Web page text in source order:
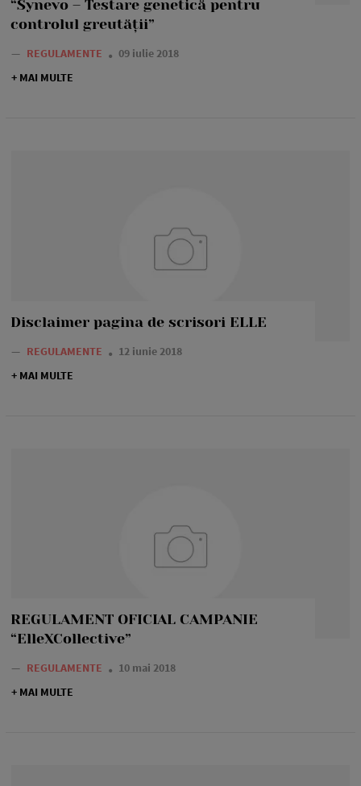
“Synevo – Testare genetică pentru
controlul greutății”
— REGULAMENTE
09 iulie 2018
+ MAI MULTE
Disclaimer pagina de scrisori ELLE
— REGULAMENTE
12 iunie 2018
+ MAI MULTE
REGULAMENT OFICIAL CAMPANIE
“ElleXCollective”
— REGULAMENTE
10 mai 2018
+ MAI MULTE